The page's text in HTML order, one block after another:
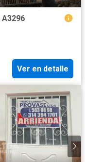
Ver en detalle